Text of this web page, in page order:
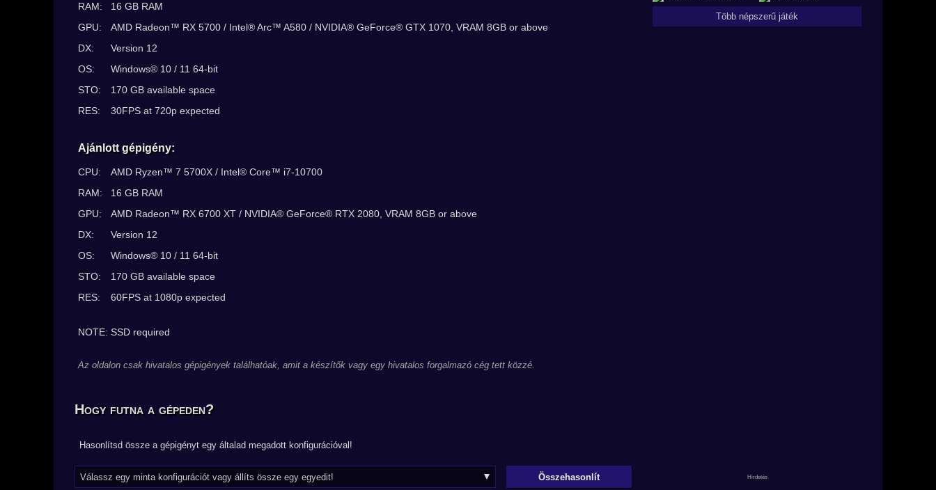
RAM:
16 GB RAM
GPU:
AMD Radeon™ RX 5700 / Intel® Arc™ A580 / NVIDIA® GeForce® GTX 1070, VRAM 8GB or above
DX:
Version 12
OS:
Windows® 10 / 11 64-bit
STO:
170 GB available space
RES:
30FPS at 720p expected
Ajánlott gépigény:
CPU:
AMD Ryzen™ 7 5700X / Intel® Core™ i7-10700
RAM:
16 GB RAM
GPU:
AMD Radeon™ RX 6700 XT / NVIDIA® GeForce® RTX 2080, VRAM 8GB or above
DX:
Version 12
OS:
Windows® 10 / 11 64-bit
STO:
170 GB available space
RES:
60FPS at 1080p expected
NOTE: SSD required
Az oldalon csak hivatalos gépigények találhatóak, amit a készítők vagy egy hivatalos forgalmazó cég tett közzé.
Hogy futna a gépeden?
Hasonlítsd össze a gépigényt egy általad megadott konfigurációval!
Több népszerű játék